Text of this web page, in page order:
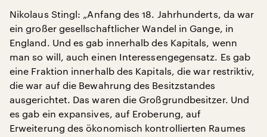
Nikolaus Stingl: „Anfang des 18. Jahrhunderts, da war
ein großer gesellschaftlicher Wandel in Gange, in
England. Und es gab innerhalb des Kapitals, wenn
man so will, auch einen Interessengegensatz. Es gab
eine Fraktion innerhalb des Kapitals, die war restriktiv,
die war auf die Bewahrung des Besitzstandes
ausgerichtet. Das waren die Großgrundbesitzer. Und
es gab ein expansives, auf Eroberung, auf
Erweiterung des ökonomisch kontrollierten Raumes